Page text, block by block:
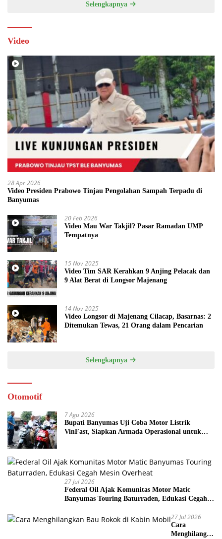
Selengkapnya
Video
28 Apr 2026
Video Presiden Prabowo Tinjau Pengolahan Sampah Terpadu di
Banyumas
20 Feb 2026
Video Mau War Takjil? Pasar Ramadan UMP
Tempatnya
15 Nov 2025
Video Tim SAR Kerahkan 9 Anjing Pelacak dan
9 Alat Berat di Longsor Majenang
14 Nov 2025
Video Longsor di Majenang Cilacap, Basarnas: 2
Ditemukan Tewas, 21 Orang dalam Pencarian
Selengkapnya
Otomotif
7 Agu 2026
Bupati Banyumas Uji Coba Motor Listrik
VinFast, Siapkan Armada Operasional untuk
27 Jul 2026
Federal Oil Ajak Komunitas Motor Matic
Banyumas Touring Baturraden, Edukasi Cegah
27 Jul 2026
Cara
Menghilangka